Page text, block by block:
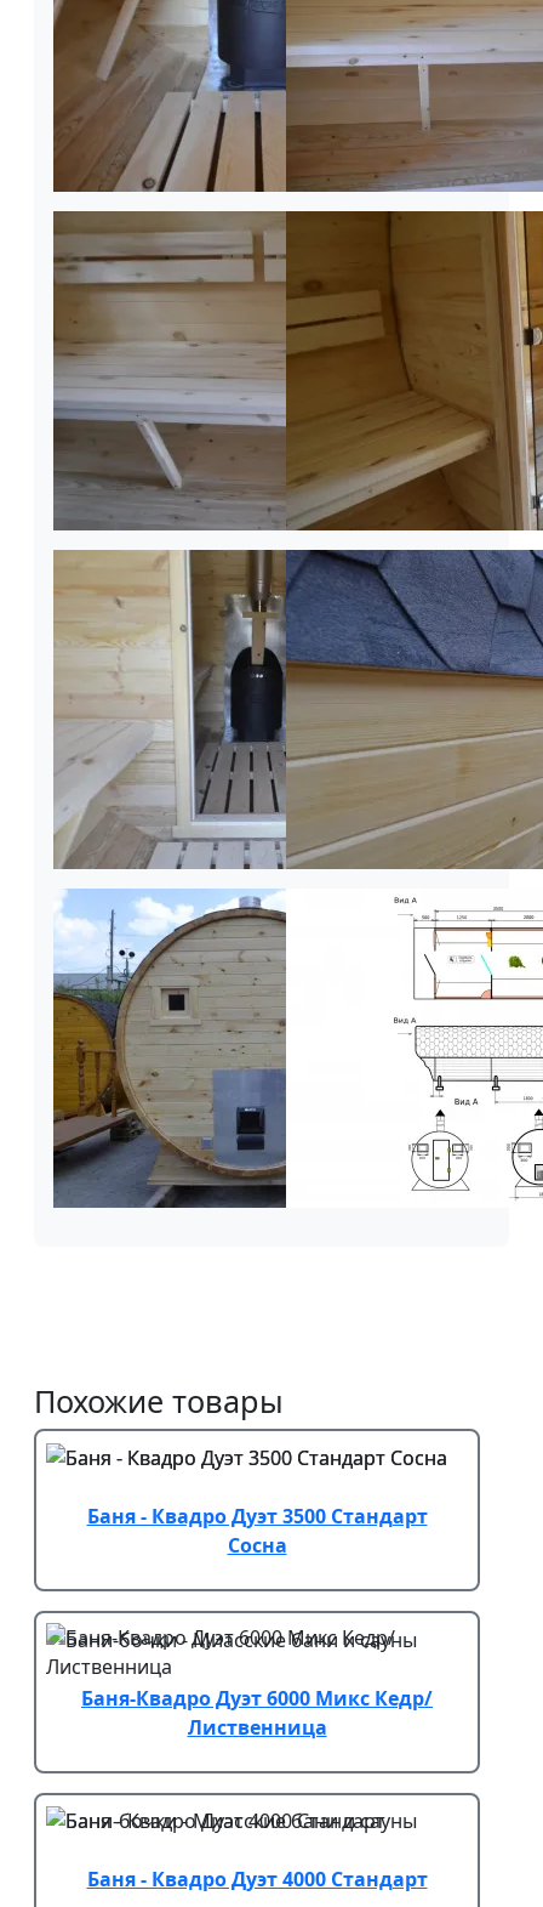
Похожие товары
Баня - Квадро Дуэт 3500 Стандарт
Сосна
Баня-Квадро Дуэт 6000 Микс Кедр/
Лиственница
Баня - Квадро Дуэт 4000 Стандарт